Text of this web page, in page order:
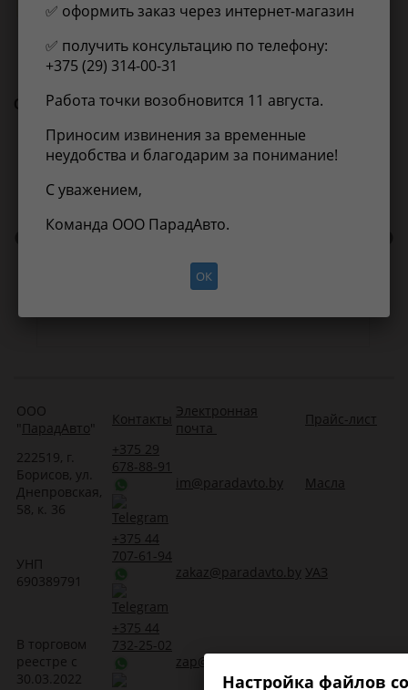
Настройка файлов
С этим товаром покупают
ООО
" ПарадАвто"
Контакты Электронная
почта
Прайс-лист
222519, г.
Борисов, ул.
Днепровская,
58, к. 36
+375 29
678-88-91
im@paradavto.by
Масла
УНП
690389791
+375 44
707-61-94
zakaz@paradavto.by УАЗ
В торговом
реестре с
30.03.2022
+375 44
732-25-02
zap@paradavto.by
✅ оформить заказ через интернет-магазин
✅ получить консультацию по телефону:
+375 (29) 314-00-31
Работа точки возобновится 11 августа.
Приносим извинения за временные
неудобства и благодарим за понимание!
С уважением,
Команда ООО ПарадАвто.
ОК